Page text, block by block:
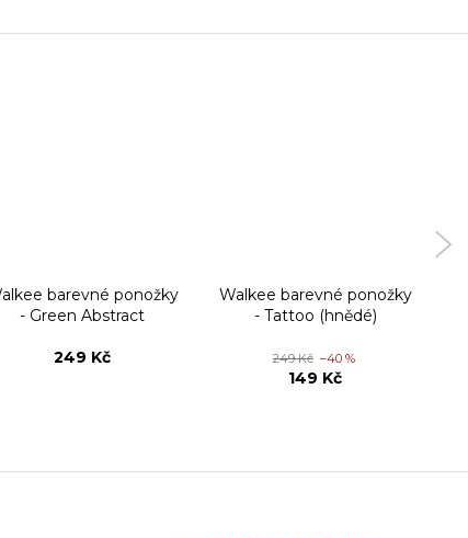
barevné ponožky
- Green Abstract
249 Kč
Walkee barevné ponožky
- Tattoo (hnědé)
249 Kč –40 %
149 Kč